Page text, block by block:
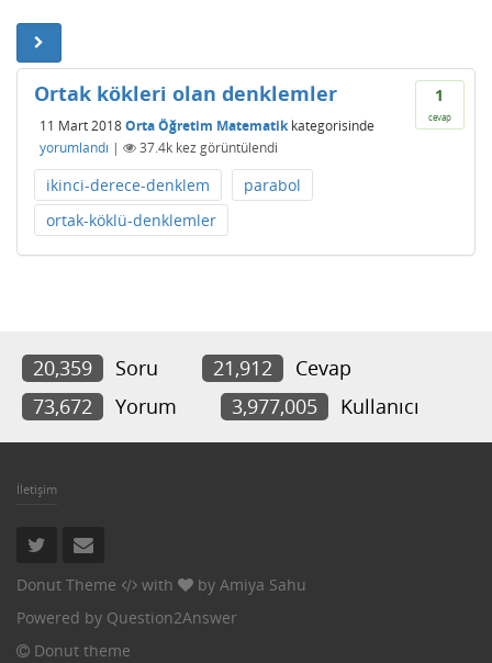
1
cevap
Ortak kökleri olan denklemler
11 Mart 2018Orta Öğretim Matematikkategorisinde
yorumlandı | 37.4k kez görüntülendi
ikinci-derece-denklem
parabol
ortak-köklü-denklemler
20,359 Soru 21,912
Cevap
73,672
Yorum 3,977,005 Kullanıcı
İletişim
Donut Theme with by Amiya Sahu
Powered by Question2Answer
Donut theme